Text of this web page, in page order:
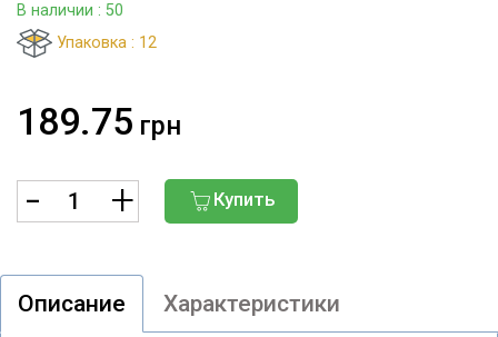
В наличии : 50
Упаковка : 12
189.75 грн
Купить
Описание Характеристики